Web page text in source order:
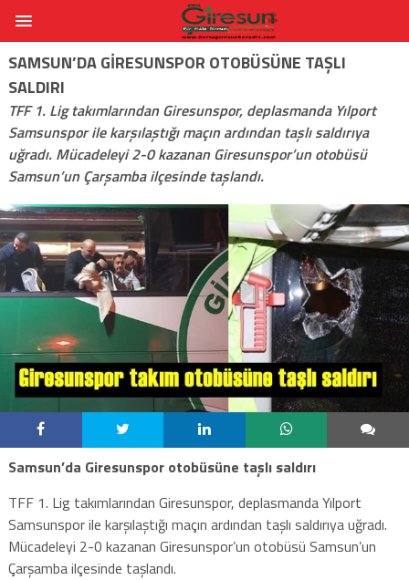
SAMSUN’DA GIRESUNSPOR OTOBÜSÜNE TAŞLI
SALDIRI
TFF 1. Lig takımlarından Giresunspor, deplasmanda Yılport
Samsunspor ile karşılaştığı maçın ardından taşlı saldırıya
uğradı. Mücadeleyi 2-0 kazanan Giresunspor’un otobüsü
Samsun’un Çarşamba ilçesinde taşlandı.
Samsun’da Giresunspor otobüsüne taşlı saldırı
TFF 1. Lig takımlarından Giresunspor, deplasmanda Yılport
Samsunspor ile karşılaştığı maçın ardından taşlı saldırıya uğradı.
Mücadeleyi 2-0 kazanan Giresunspor’un otobüsü Samsun’un
Çarşamba ilçesinde taşlandı.